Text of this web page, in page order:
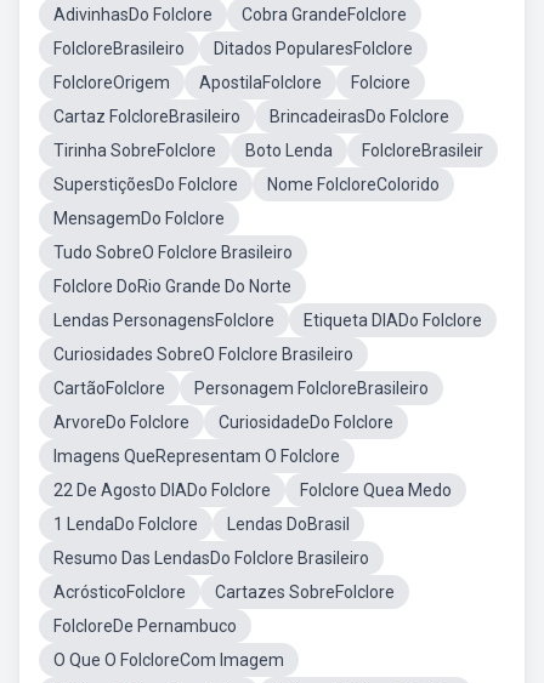
AdivinhasDo Folclore
Cobra GrandeFolclore
FolcloreBrasileiro
Ditados PopularesFolclore
FolcloreOrigem
ApostilaFolclore
Folciore
Cartaz FolcloreBrasileiro
BrincadeirasDo Folclore
Tirinha SobreFolclore
Boto Lenda
FolcloreBrasileir
SuperstiçõesDo Folclore
Nome FolcloreColorido
MensagemDo Folclore
Tudo SobreO Folclore Brasileiro
Folclore DoRio Grande Do Norte
Lendas PersonagensFolclore
Etiqueta DIADo Folclore
Curiosidades SobreO Folclore Brasileiro
CartãoFolclore
Personagem FolcloreBrasileiro
ArvoreDo Folclore
CuriosidadeDo Folclore
Imagens QueRepresentam O Folclore
22 De Agosto DIADo Folclore
Folclore Quea Medo
1 LendaDo Folclore
Lendas DoBrasil
Resumo Das LendasDo Folclore Brasileiro
AcrósticoFolclore
Cartazes SobreFolclore
FolcloreDe Pernambuco
O Que O FolcloreCom Imagem